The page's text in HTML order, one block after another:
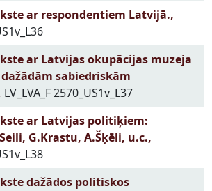
ar respondentiem Latvijā.,
ar Latvijas okupācijas muzeja
sabiedriskām
LV_LVA_F 2570_US1v_L37
ar Latvijas politiķiem:
G.Krastu, A.Šķēli, u.c.,
dažādos politiskos